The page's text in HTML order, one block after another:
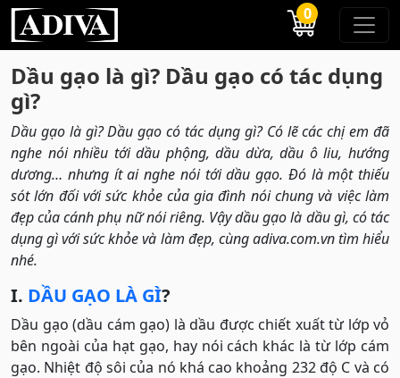
0
Dầu gạo là gì? Dầu gạo có tác dụng
gì?
Dầu gạo là gì? Dầu gạo có tác dụng gì? Có lẽ các chị em đã
nghe nói nhiều tới dầu phộng, dầu dừa, dầu ô liu, hướng
dương… nhưng ít ai nghe nói tới dầu gạo. Đó là một thiếu
sót lớn đối với sức khỏe của gia đình nói chung và việc làm
đẹp của cánh phụ nữ nói riêng. Vậy dầu gạo là dầu gì, có tác
dụng gì với sức khỏe và làm đẹp, cùng adiva.com.vn tìm hiểu
nhé.
I. DẦU GẠO LÀ GÌ?
Dầu gạo (dầu cám gạo) là dầu được chiết xuất từ lớp vỏ
bên ngoài của hạt gạo, hay nói cách khác là từ lớp cám
gạo. Nhiệt độ sôi của nó khá cao khoảng 232 độ C và có